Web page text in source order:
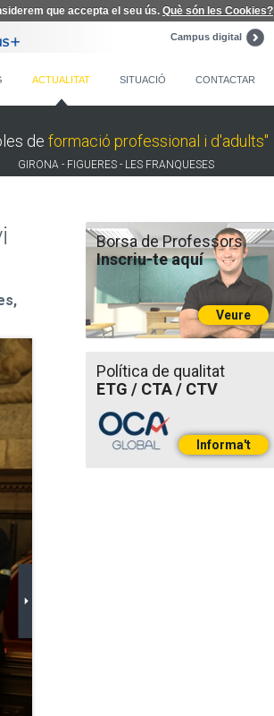
que accepta el seu ús. Què són les Cookies?
Campus digital
ACTUALITAT SITUACIÓ CONTACTAR
de formació professional i d'adults"
GIRONA - FIGUERES - LES FRANQUESES
Borsa de Professors
Inscriu-te aquí
Veure
Política de qualitat
ETG / CTA / CTV
Informa't